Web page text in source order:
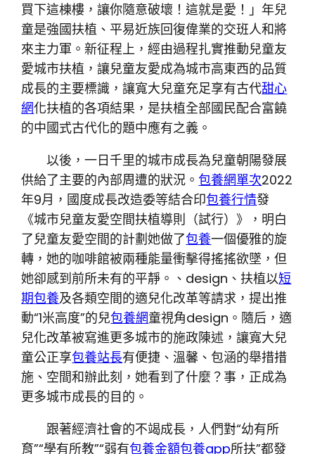
買下這棟樓，讓你隨意破壞！這就是愛！」年兒
童是強國扶植、平易近族回復偉業的交班人和將
來主力軍。新征程上，經由過程扎實推動兒童友
愛城市扶植，讓兒童友愛成為城市高東西的品質
成長的主要標識，讓寬大兒童充足享有古代甜心
網化扶植的各項結果，是扶植全部國民配合富饒
的中國式古代化的題中應有之義。
以後，一日千里的城市成長為兒童朝陽發展
供給了主要的內部周遭的狀況。包養網單次2022
年9月，國度成長改造委等結合印包養行情發
《城市兒童友愛空間扶植導則（試行）》，明白
了兒童友愛空間的計劃她做了包養一個優雅的旋
轉，她的咖啡館被兩種能量衝擊得搖搖欲墜，但
她卻感到前所未有的平靜。、design、扶植以短
期包養及各類空間的適兒化改革等請求，提出推
動“1米高度”的兒包養網童視角design。隨后，適
兒化改革被寫進更多城市的施政陳述，讓寬大兒
童公正享包養站長有便捷、溫馨、包涵的舉措措
施、空間和辦此刻，她看到了什麼？事，正成為
更多城市成長的目的。
跟著經濟社會的不竭成長，人們對“幼有所
育”“學有所教”“弱有包養金額包養app所扶”都發